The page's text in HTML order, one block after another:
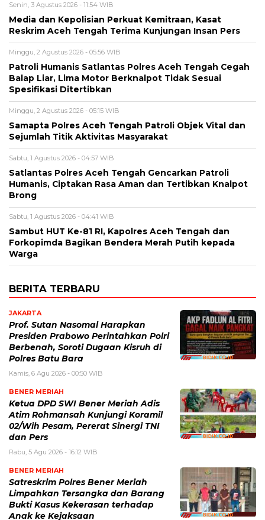
Senin, 3 Agustus 2026 - 11:54 WIB
Media dan Kepolisian Perkuat Kemitraan, Kasat
Reskrim Aceh Tengah Terima Kunjungan Insan Pers
Minggu, 2 Agustus 2026 - 05:56 WIB
Patroli Humanis Satlantas Polres Aceh Tengah Cegah
Balap Liar, Lima Motor Berknalpot Tidak Sesuai
Spesifikasi Ditertibkan
Minggu, 2 Agustus 2026 - 05:15 WIB
Samapta Polres Aceh Tengah Patroli Objek Vital dan
Sejumlah Titik Aktivitas Masyarakat
Sabtu, 1 Agustus 2026 - 04:57 WIB
Satlantas Polres Aceh Tengah Gencarkan Patroli
Humanis, Ciptakan Rasa Aman dan Tertibkan Knalpot
Brong
Sabtu, 1 Agustus 2026 - 04:41 WIB
Sambut HUT Ke-81 RI, Kapolres Aceh Tengah dan
Forkopimda Bagikan Bendera Merah Putih kepada
Warga
BERITA TERBARU
JAKARTA
Prof. Sutan Nasomal Harapkan
Presiden Prabowo Perintahkan Polri
Berbenah, Soroti Dugaan Kisruh di
Polres Batu Bara
Kamis, 6 Agu 2026 - 00:50 WIB
BENER MERIAH
Ketua DPD SWI Bener Meriah Adis
Atim Rohmansah Kunjungi Koramil
02/Wih Pesam, Pererat Sinergi TNI
dan Pers
Rabu, 5 Agu 2026 - 16:12 WIB
BENER MERIAH
Satreskrim Polres Bener Meriah
Limpahkan Tersangka dan Barang
Bukti Kasus Kekerasan terhadap
Anak ke Kejaksaan